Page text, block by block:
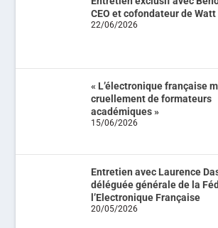
CEO et cofondateur de Watt
22/06/2026
« L’électronique française
cruellement de formateurs
académiques »
15/06/2026
Entretien avec Laurence
déléguée générale de la
l’Electronique Française
20/05/2026